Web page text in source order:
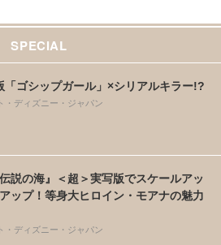
SPECIAL
「ゴシップガール」×シリアルキラー!?
・ディズニー・ジャパン
伝説の海』＜超＞実写版でスケールアッ
ップ！等身大ヒロイン・モアナの魅力
・ディズニー・ジャパン